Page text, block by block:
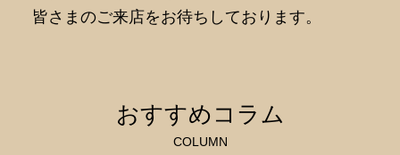
皆さまのご来店をお待ちしております。
おすすめコラム
COLUMN